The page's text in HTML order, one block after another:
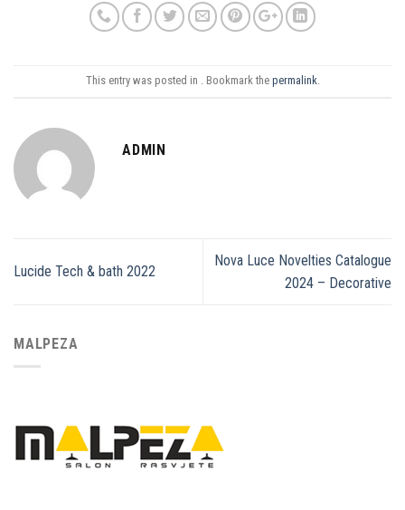
This entry was posted in . Bookmark the permalink.
ADMIN
Lucide Tech & bath 2022
Nova Luce Novelties Catalogue
2024 – Decorative
MALPEZA